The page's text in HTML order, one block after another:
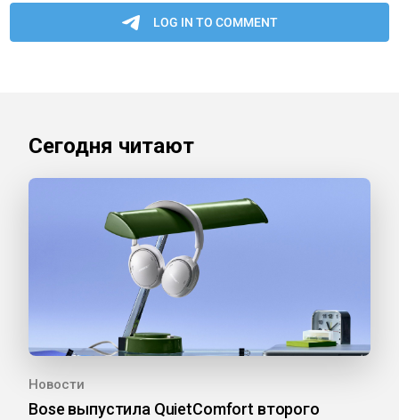
Сегодня читают
Новости
Bose выпустила QuietComfort второго